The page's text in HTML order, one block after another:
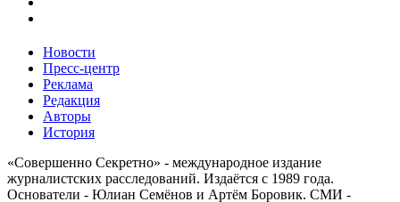
Новости
Пресс-центр
Реклама
Редакция
Авторы
История
«Совершенно Секретно» - международное издание
журналистских расследований. Издаётся с 1989 года.
Основатели - Юлиан Семёнов и Артём Боровик. CМИ -